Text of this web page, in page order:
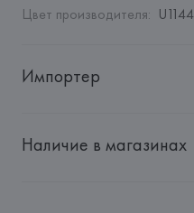
Цвет производителя: U1144
Импортер
"Авикойл Интернешнл"
Наличие в магазинах